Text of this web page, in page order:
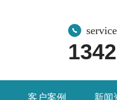
客户案例 新闻